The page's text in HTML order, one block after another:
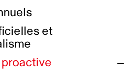
autochtone
autochtone
sur le
pour la parité
et avantages
et